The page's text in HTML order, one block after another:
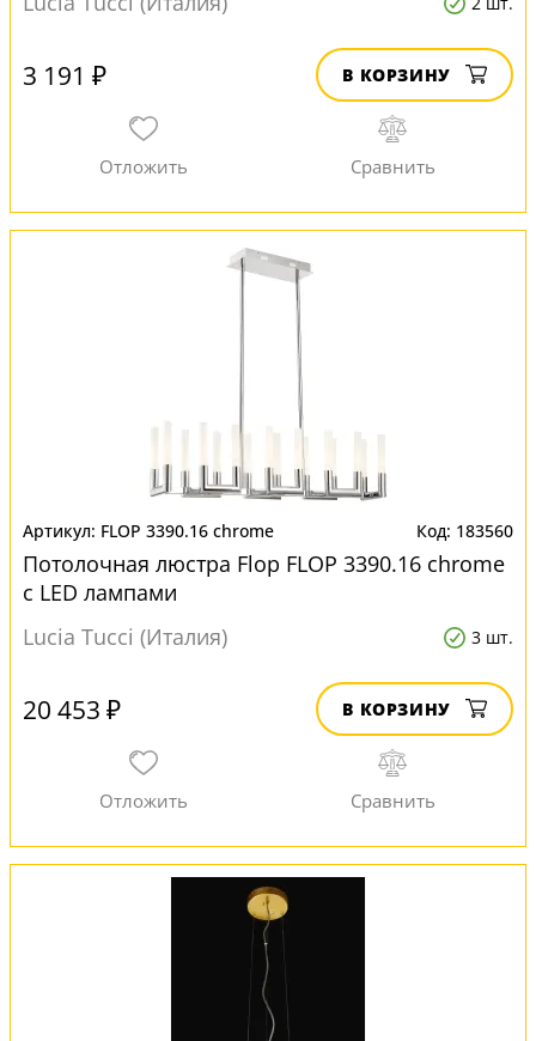
3 191 ₽ В КОРЗИНУ
FLOP 3390.16 chrome 183560
Потолочная люстра Flop FLOP 3390.16 chrome
с LED лампами
Lucia Tucci (Италия)
3 шт.
20 453 ₽ В КОРЗИНУ